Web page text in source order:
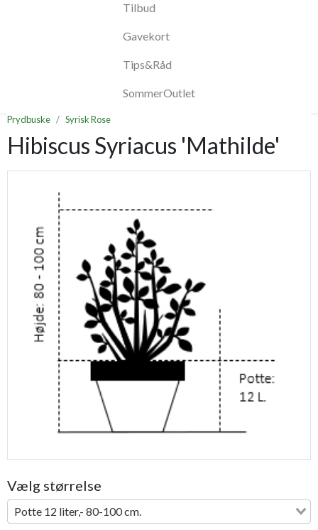
Tilbud
Gavekort
Tips&Råd
SommerOutlet
Prydbuske Syrisk Rose
Hibiscus Syriacus 'Mathilde'
Previous
Vælg størrelse
Potte 12 liter,- 80-100 cm.